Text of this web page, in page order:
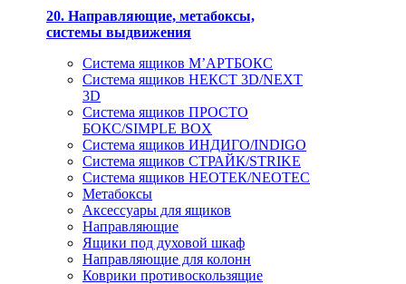
20. Направляющие, метабоксы,
системы выдвижения
Система ящиков М’АРТБОКС
Система ящиков НЕКСТ 3D/NEXT
3D
Система ящиков ПРОСТО
БОКС/SIMPLE BOX
Система ящиков ИНДИГО/INDIGO
Система ящиков СТРАЙК/STRIKE
Система ящиков НЕОТЕК/NEOTEC
Метабоксы
Аксессуары для ящиков
Направляющие
Ящики под духовой шкаф
Направляющие для колонн
Коврики противоскользящие